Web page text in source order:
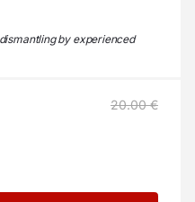
by experienced
20.00 €